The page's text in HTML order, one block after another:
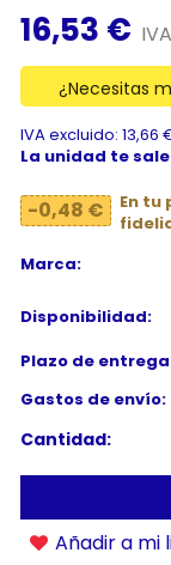
16,53 €
¿Necesitas
IVA excluido: 13,66
La unidad te
-0,48 €
En tu
Marca:
Disponibilidad:
Plazo de
Gastos de envío:
Cantidad:
Añadir a mi